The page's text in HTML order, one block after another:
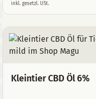
inkl. gesetzl. USt.
Kleintier CBD Öl 6%